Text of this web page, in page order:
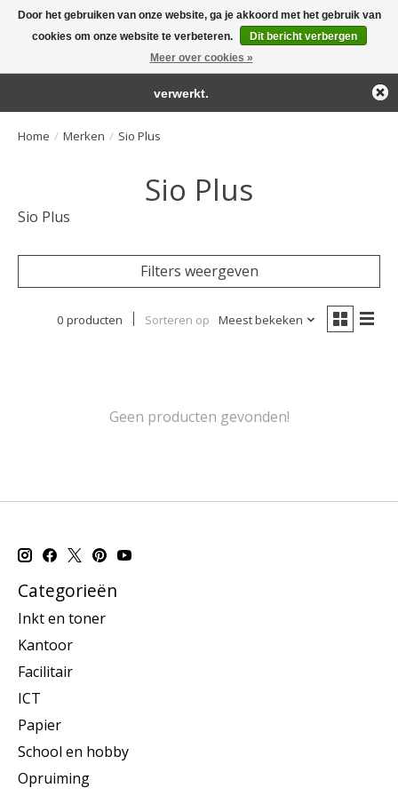
Large selection of products and fast shipping!
Home / Merken / Sio Plus
Sio Plus
Sio Plus
Filters weergeven
0 producten Sorteren op Meest bekeken
Geen producten gevonden!
Categorieën
Inkt en toner
Kantoor
Facilitair
ICT
Papier
School en hobby
Opruiming
Door het gebruiken van onze website, ga je akkoord met het gebruik van
cookies om onze website te verbeteren.
Dit bericht verbergen
Meer over cookies »
← Keer terug naar de backofficeDeze winkel is in aanbouw.
Eventueel geplaatste orders zullen niet worden gehonoreerd of
verwerkt.